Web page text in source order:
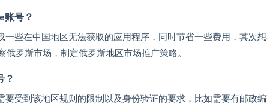
账号？
一些在中国地区无法获取的应用程序，同时节省一些费用，其次
罗斯市场，制定俄罗斯地区市场推广策略。
？
要受到该地区规则的限制以及身份验证的要求，比如需要有邮政